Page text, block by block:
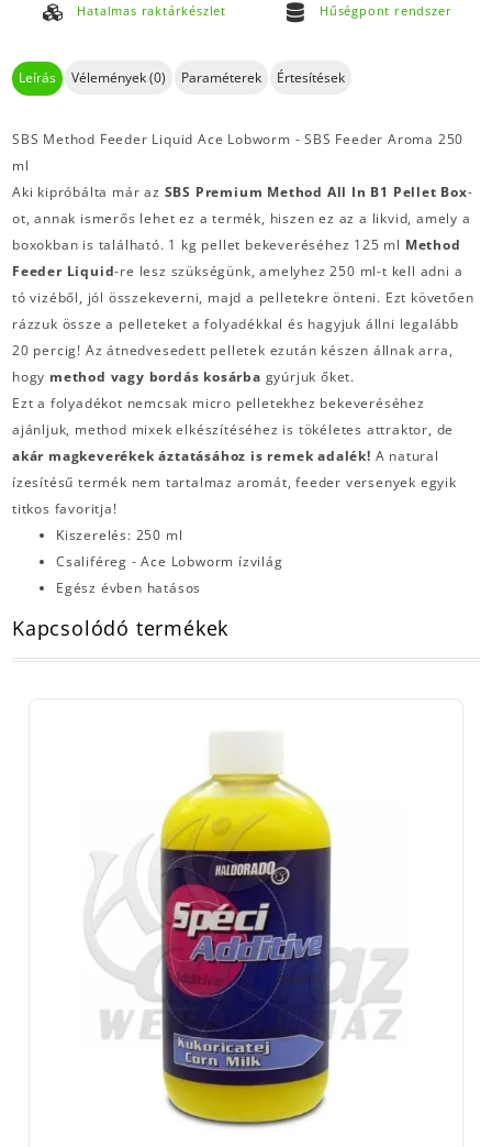
Hatalmas raktárkészlet Hűségpont rendszer
Leírás Vélemények (0) Paraméterek Értesítések
SBS Method Feeder Liquid Ace Lobworm - SBS Feeder Aroma 250
ml
Aki kipróbálta már az SBS Premium Method All In B1 Pellet Box-
ot, annak ismerős lehet ez a termék, hiszen ez az a likvid, amely a
boxokban is található. 1 kg pellet bekeveréséhez 125 ml Method
Feeder Liquid-re lesz szükségünk, amelyhez 250 ml-t kell adni a
tó vizéből, jól összekeverni, majd a pelletekre önteni. Ezt követően
rázzuk össze a pelleteket a folyadékkal és hagyjuk állni legalább
20 percig! Az átnedvesedett pelletek ezután készen állnak arra,
hogy method vagy bordás kosárba gyúrjuk őket.
Ezt a folyadékot nemcsak micro pelletekhez bekeveréséhez
ajánljuk, method mixek elkészítéséhez is tökéletes attraktor, de
akár magkeverékek áztatásához is remek adalék! A natural
ízesítésű termék nem tartalmaz aromát, feeder versenyek egyik
titkos favoritja!
Kiszerelés: 250 ml
Csaliféreg - Ace Lobworm ízvilág
Egész évben hatásos
Kapcsolódó termékek